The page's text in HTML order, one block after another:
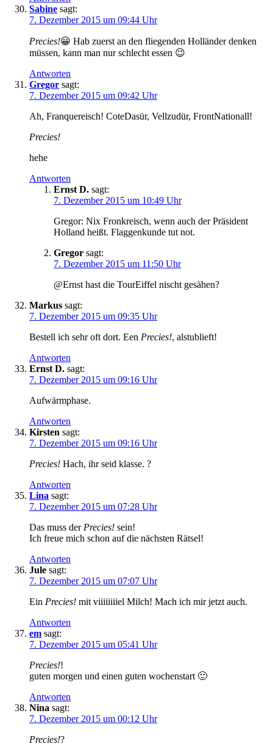
Sabine sagt:
7. Dezember 2015 um 09:44 Uhr
Precies!😀 Hab zuerst an den fliegenden Holländer denken
müssen, kann man nur schlecht essen 😉
Antworten
Gregor sagt:
7. Dezember 2015 um 09:42 Uhr
Ah, Franquereisch! CoteDasür, Vellzudür, FrontNationall!
Precies!
hehe
Antworten
Ernst D. sagt:
7. Dezember 2015 um 10:49 Uhr
Gregor: Nix Fronkreisch, wenn auch der Präsident
Holland heißt. Flaggenkunde tut not.
Gregor sagt:
7. Dezember 2015 um 11:50 Uhr
@Ernst hast die TourEiffel nischt gesähen?
Markus sagt:
7. Dezember 2015 um 09:35 Uhr
Bestell ich sehr oft dort. Een Precies!, alstublieft!
Antworten
Ernst D. sagt:
7. Dezember 2015 um 09:16 Uhr
Aufwärmphase.
Antworten
Kirsten sagt:
7. Dezember 2015 um 09:16 Uhr
Precies! Hach, ihr seid klasse. ?
Antworten
Lina sagt:
7. Dezember 2015 um 07:28 Uhr
Das muss der Precies! sein!
Ich freue mich schon auf die nächsten Rätsel!
Antworten
Jule sagt:
7. Dezember 2015 um 07:07 Uhr
Ein Precies! mit viiiiiiiiel Milch! Mach ich mir jetzt auch.
Antworten
em sagt:
7. Dezember 2015 um 05:41 Uhr
Precies!!
guten morgen und einen guten wochenstart 🙂
Antworten
Nina sagt:
7. Dezember 2015 um 00:12 Uhr
Precies!?